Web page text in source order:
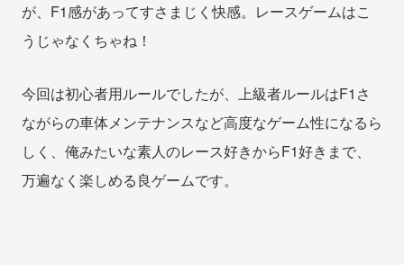
が、F1感があってすさまじく快感。レースゲームはこ
うじゃなくちゃね！
今回は初心者用ルールでしたが、上級者ルールはF1さ
ながらの車体メンテナンスなど高度なゲーム性になるら
しく、俺みたいな素人のレース好きからF1好きまで、
万遍なく楽しめる良ゲームです。